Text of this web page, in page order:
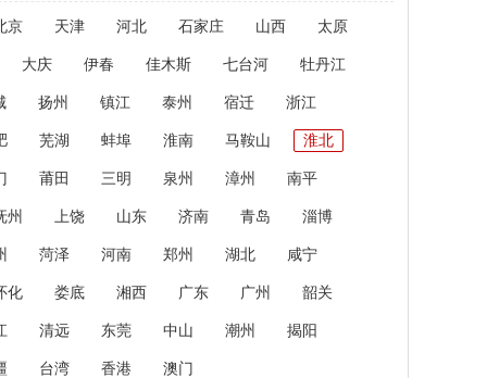
京 天津 河北 石家庄 山西 太原
大庆 伊春 佳木斯 七台河 牡丹江
扬州 镇江 泰州 宿迁 浙江
芜湖 蚌埠 淮南 马鞍山 淮北
莆田 三明 泉州 漳州 南平
州 上饶 山东 济南 青岛 淄博
菏泽 河南 郑州 湖北 咸宁
化 娄底 湘西 广东 广州 韶关
清远 东莞 中山 潮州 揭阳
台湾 香港 澳门